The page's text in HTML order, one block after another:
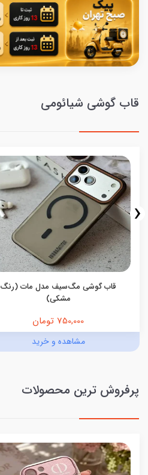
قاب گوشی شیائومی
قاب گوشی مگ‌سیف مدل مات (رنگ
مشکی)
750,000 تومان
مشاهده و خرید
‹
پرفروش ترین محصولات